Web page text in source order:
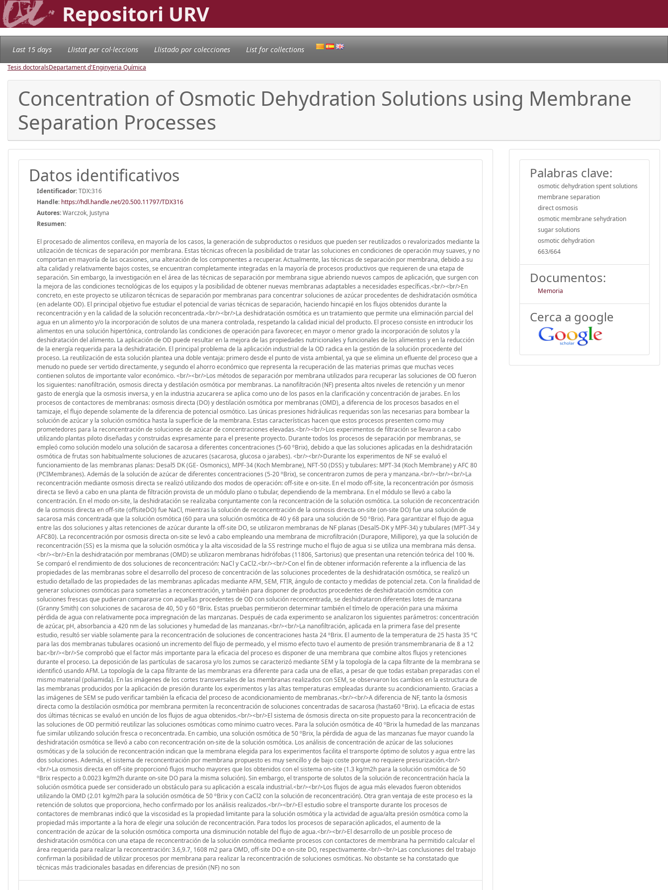
Repositori URV
Last 15 days Llistat per col·leccions Llistado por colecciones List for collections
Tesis doctoralsDepartament d'Enginyeria Química
Concentration of Osmotic Dehydration Solutions using Membrane
Separation Processes
Datos identificativos
Identificador:TDX:316
Handle: https://hdl.handle.net/20.500.11797/TDX316
Autores:Warczok, Justyna
Resumen:
El procesado de alimentos conlleva, en mayoría de los casos, la generación de subproductos o residuos que pueden ser reutilizados o revalorizados mediante la utilización de técnicas de separación por membrana. Estas técnicas ofrecen la posibilidad de tratar las soluciones en condiciones de operación muy suaves, y no comportan en mayoría de las ocasiones, una alteración de los componentes a recuperar. Actualmente, las técnicas de separación por membrana, debido a su alta calidad y relativamente bajos costes, se encuentran completamente integradas en la mayoría de procesos productivos que requieren de una etapa de separación. Sin embargo, la investigación en el área de las técnicas de separación por membrana sigue abriendo nuevos campos de aplicación, que surgen con la mejora de las condiciones tecnológicas de los equipos y la posibilidad de obtener nuevas membranas adaptables a necesidades específicas.<br/><br/>En concreto, en este proyecto se utilizaron técnicas de separación por membranas para concentrar soluciones de azúcar procedentes de deshidratación osmótica (en adelante OD). El principal objetivo fue estudiar el potencial de varias técnicas de separación, haciendo hincapié en los flujos obtenidos durante la reconcentración y en la calidad de la solución reconcentrada.<br/><br/>La deshidratación osmótica es un tratamiento que permite una eliminación parcial del agua en un alimento y/o la incorporación de solutos de una manera controlada, respetando la calidad inicial del producto. El proceso consiste en introducir los alimentos en una solución hipertónica, controlando las condiciones de operación para favorecer, en mayor o menor grado la incorporación de solutos y la deshidratación del alimento. La aplicación de OD puede resultar en la mejora de las propiedades nutricionales y funcionales de los alimentos y en la reducción de la energía requerida para la deshidratación. El principal problema de la aplicación industrial de la OD radica en la gestión de la solución procedente del proceso. La reutilización de esta solución plantea una doble ventaja: primero desde el punto de vista ambiental, ya que se elimina un efluente del proceso que a menudo no puede ser vertido directamente, y segundo el ahorro económico que representa la recuperación de las materias primas que muchas veces contienen solutos de importante valor económico. <br/><br/>Los métodos de separación por membrana utilizados para recuperar las soluciones de OD fueron los siguientes: nanofiltración, osmosis directa y destilación osmótica por membranas. La nanofiltración (NF) presenta altos niveles de retención y un menor gasto de energía que la osmosis inversa, y en la industria azucarera se aplica como uno de los pasos en la clarificación y concentración de jarabes. En los procesos de contactores de membranas: osmosis directa (DO) y destilación osmótica por membranas (OMD), a diferencia de los procesos basados en el tamizaje, el flujo depende solamente de la diferencia de potencial osmótico. Las únicas presiones hidráulicas requeridas son las necesarias para bombear la solución de azúcar y la solución osmótica hasta la superficie de la membrana. Estas características hacen que estos procesos presenten como muy prometedores para la reconcentración de soluciones de azúcar de concentraciones elevadas.<br/><br/>Los experimentos de filtración se llevaron a cabo utilizando plantas piloto diseñadas y construidas expresamente para el presente proyecto. Durante todos los procesos de separación por membranas, se empleó como solución modelo una solución de sacarosa a diferentes concentraciones (5-60 ºBrix), debido a que las soluciones aplicadas en la deshidratación osmótica de frutas son habitualmente soluciones de azucares (sacarosa, glucosa o jarabes). <br/><br/>Durante los experimentos de NF se evaluó el funcionamiento de las membranas planas: Desal5 DK (GE- Osmonics), MPF-34 (Koch Membrane), NFT-50 (DSS) y tubulares: MPT-34 (Koch Membrane) y AFC 80 (PCIMembranes). Además de la solución de azúcar de diferentes concentraciones (5-20 ºBrix), se concentraron zumos de pera y manzana.<br/><br/><br/>La reconcentración mediante osmosis directa se realizó utilizando dos modos de operación: off-site e on-site. En el modo off-site, la reconcentración por ósmosis directa se llevó a cabo en una planta de filtración provista de un módulo plano o tubular, dependiendo de la membrana. En el módulo se llevó a cabo la concentración. En el modo on-site, la deshidratación se realizaba conjuntamente con la reconcentración de la solución osmótica. La solución de reconcentración de la osmosis directa en off-site (offsiteDO) fue NaCl, mientras la solución de reconcentración de la osmosis directa on-site (on-site DO) fue una solución de sacarosa más concentrada que la solución osmótica (60 para una solución osmótica de 40 y 68 para una solución de 50 ºBrix). Para garantizar el flujo de agua entre las dos soluciones y altas retenciones de azúcar durante la off-site DO, se utilizaron membranas de NF planas (Desal5-DK y MPF-34) y tubulares (MPT-34 y AFC80). La reconcentración por osmosis directa on-site se levó a cabo empleando una membrana de microfiltración (Durapore, Millipore), ya que la solución de reconcentración (SS) es la misma que la solución osmótica y la alta viscosidad de la SS restringe mucho el flujo de agua si se utiliza una membrana más densa.<br/><br/>En la deshidratación por membranas (OMD) se utilizaron membranas hidrófobas (11806, Sartorius) que presentan una retención teórica del 100 %. Se comparó el rendimiento de dos soluciones de reconcentración: NaCl y CaCl2.<br/><br/>Con el fin de obtener información referente a la influencia de las propiedades de las membranas sobre el desarrollo del proceso de concentración de las soluciones procedentes de la deshidratación osmótica, se realizó un estudio detallado de las propiedades de las membranas aplicadas mediante AFM, SEM, FTIR, ángulo de contacto y medidas de potencial zeta. Con la finalidad de generar soluciones osmóticas para someterlas a reconcentración, y también para disponer de productos procedentes de deshidratación osmótica con soluciones frescas que pudieran compararse con aquellas procedentes de OD con solución reconcentrada, se deshidrataron diferentes lotes de manzana (Granny Smith) con soluciones de sacarosa de 40, 50 y 60 ºBrix. Estas pruebas permitieron determinar también el tímelo de operación para una máxima pérdida de agua con relativamente poca impregnación de las manzanas. Después de cada experimento se analizaron los siguientes parámetros: concentración de azúcar, pH, absorbancia a 420 nm de las soluciones y humedad de las manzanas.<br/><br/>La nanofiltración, aplicada en la primera fase del presente estudio, resultó ser viable solamente para la reconcentración de soluciones de concentraciones hasta 24 ºBrix. El aumento de la temperatura de 25 hasta 35 ºC para las dos membranas tubulares ocasionó un incremento del flujo de permeado, y el mismo efecto tuvo el aumento de presión transmembranaria de 8 a 12 bar.<br/><br/>Se comprobó que el factor más importante para la eficacia del proceso es disponer de una membrana que combine altos flujos y retenciones durante el proceso. La deposición de las partículas de sacarosa y/o los zumos se caracterizó mediante SEM y la topología de la capa filtrante de la membrana se identificó usando AFM. La topología de la capa filtrante de las membranas era diferente para cada una de ellas, a pesar de que todas estaban preparadas con el mismo material (poliamida). En las imágenes de los cortes transversales de las membranas realizados con SEM, se observaron los cambios en la estructura de las membranas producidos por la aplicación de presión durante los experimentos y las altas temperaturas empleadas durante su acondicionamiento. Gracias a las imágenes de SEM se pudo verificar también la eficacia del proceso de acondicionamiento de membranas.<br/><br/>A diferencia de NF, tanto la ósmosis directa como la destilación osmótica por membrana permiten la reconcentración de soluciones concentradas de sacarosa (hasta60 ºBrix). La eficacia de estas dos últimas técnicas se evaluó en unción de los flujos de agua obtenidos.<br/><br/>El sistema de ósmosis directa on-site propuesto para la reconcentración de las soluciones de OD permitió reutilizar las soluciones osmóticas como mínimo cuatro veces. Para la solución osmótica de 40 ºBrix la humedad de las manzanas fue similar utilizando solución fresca o reconcentrada. En cambio, una solución osmótica de 50 ºBrix, la pérdida de agua de las manzanas fue mayor cuando la deshidratación osmótica se llevó a cabo con reconcentración on-site de la solución osmótica. Los análisis de concentración de azúcar de las soluciones osmóticas y de la solución de reconcentración indican que la membrana elegida para los experimentos facilita el transporte óptimo de solutos y agua entre las dos soluciones. Además, el sistema de reconcentración por membrana propuesto es muy sencillo y de bajo coste porque no requiere presurización.<br/><br/>La osmosis directa en off-site proporcionó flujos mucho mayores que los obtenidos con el sistema on-site (1.3 kg/m2h para la solución osmótica de 50 ºBrix respecto a 0.0023 kg/m2h durante on-site DO para la misma solución). Sin embargo, el transporte de solutos de la solución de reconcentración hacía la solución osmótica puede ser considerado un obstáculo para su aplicación a escala industrial.<br/><br/>Los flujos de agua más elevados fueron obtenidos utilizando la OMD (2.01 kg/m2h para la solución osmótica de 50 ºBrix y con CaCl2 con la solución de reconcentración). Otra gran ventaja de este proceso es la retención de solutos que proporciona, hecho confirmado por los análisis realizados.<br/><br/>El estudio sobre el transporte durante los procesos de contactores de membranas indicó que la viscosidad es la propiedad limitante para la solución osmótica y la actividad de agua/alta presión osmótica como la propiedad m
Palabras clave:
osmotic dehydration spent solutions
membrane separation
direct osmosis
osmotic membrane sehydration
sugar solutions
osmotic dehydration
663/664
Documentos:
Memoria
Cerca a google